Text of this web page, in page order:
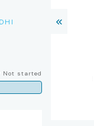
Not started